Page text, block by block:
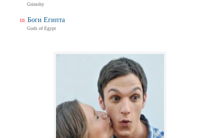
Grimsby
Боги Египта
Gods of Egypt